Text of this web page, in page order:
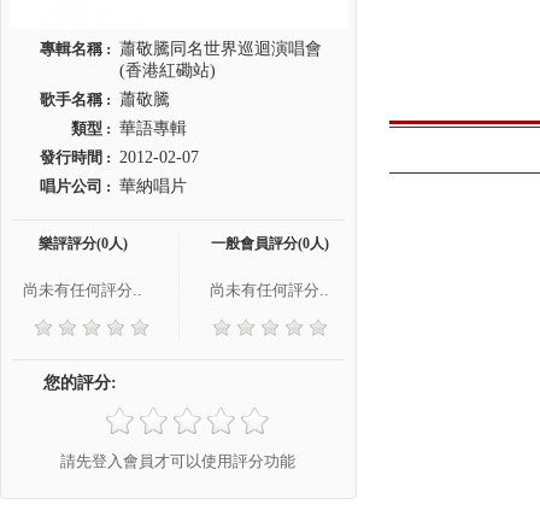
專輯名稱 : 蕭敬騰同名世界巡迴演唱會
(香港紅磡站)
歌手名稱 : 蕭敬騰
類型 : 華語專輯
發行時間 : 2012-02-07
唱片公司 : 華納唱片
樂評評分(0人)
尚未有任何評分..
一般會員評分(0人)
尚未有任何評分..
您的評分:
請先登入會員才可以使用評分功能